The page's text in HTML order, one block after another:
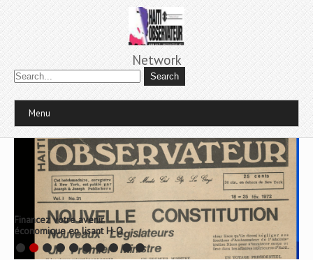
Network
Menu
Financez votre avenir
économique en lisant H-O